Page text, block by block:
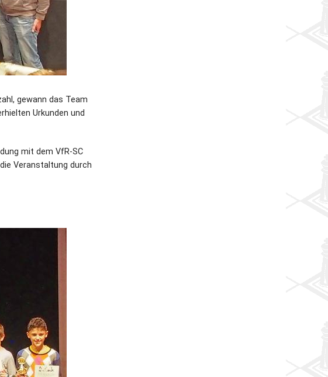
gewann das Team
Urkunden und
mit dem VfR-SC
Veranstaltung durch